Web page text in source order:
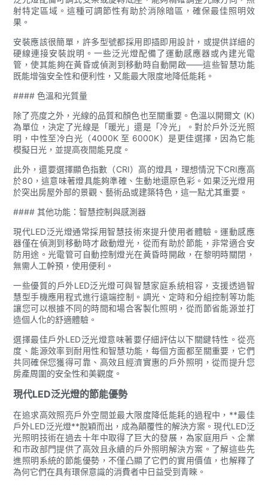
射特定區域。這種可調節性有助於消除暗區，確保最佳照明效
果。
安裝應該很簡單，許多型號都採用即插即用設計，或提供詳細的
硬線連接安裝說明。一些泛光燈配備了運動感應器或內建光電
管，使其能夠在黃昏或偵測到移動時自動開啟——這些智慧功能
既能增強安全性和便利性，又能最大限度地降低能耗。
#### 色溫和光質量
除了亮度之外，光線的品質和顏色也至關重要。色溫以開爾文 (K)
為單位，決定了光線是「暖光」還是「冷光」。對於戶外泛光照
明，中性至冷白光（4000K 至 6000K）是更佳選擇，因為它能
模擬日光，並提高夜間能見度。
此外，還要選擇顯色指數（CRI）高的燈具，理想情況下CRI應高
於80，這意味著燈具能夠準確、生動地還原色彩。如果泛光燈用
於突出房屋外部的景觀、藝術品或建築特色，這一點尤其重要。
#### 其他功能：智慧控制與感測器
現代LED泛光燈通常採用智慧技術來提升使用者體驗。運動感應
器僅在偵測到移動時才啟動燈光，從而有助於節能，非常適合安
防用途。光電管可自動控制燈光在黃昏時開啟，在黎明時關閉，
無需人工幹預，使用便利。
一些優質的戶外LED泛光燈可與智慧家庭系統相容，支援透過智
慧型手機應用程式進行遠端控制。調光、定時和分組控制等功能
讓您可以根據不同的時間和場合客製化照明，從而節省能源並打
造個人化的舒適體驗。
選擇最佳戶外LED泛光燈意味著要仔細評估以下關鍵特性。從亮
度、能源效率到耐用性和智慧功能，每個方面都至關重要，它們
共同確保您獲得可靠、高效且經濟實惠的戶外照明，從而提升您
房產周圍的安全性和美觀度。
現代LED泛光燈的節能優勢
在追求高效照亮戶外空間並最大限度降低能耗的過程中，**最佳
戶外LED泛光燈**脫穎而出，成為顛覆性的解決方案。現代LED泛
光照明技術在過去十年中取得了巨大的發展，為家庭用戶、企業
和市政部門提供了高效且永續的戶外照明解決方案。了解這些先
進照明系統的節能優勢，不僅凸顯了它們的實用價值，也解釋了
為何它們在具有環保意識的消費者中日益受到青睞。